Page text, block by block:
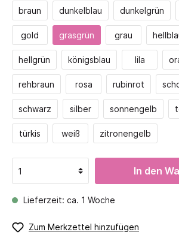
braun dunkelblau dunkelgrün
gold grasgrün grau
hellgrün königsblau lila
rehbraun rosa rubinrot
schwarz silber sonnengelb
türkis weiß zitronengelb
In den
Lieferzeit: ca. 1 Woche
Zum Merkzettel hinzufügen